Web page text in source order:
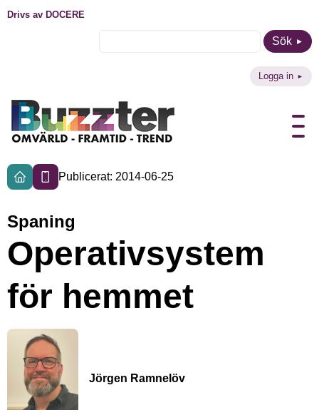
Drivs av DOCERE
Sök
Logga in
Publicerat: 2014-06-25
Spaning
Operativsystem
för hemmet
Jörgen Ramnelöv